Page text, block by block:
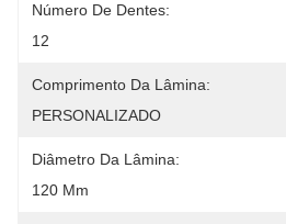
Número De Dentes:
12
Comprimento Da Lâmina:
PERSONALIZADO
Diâmetro Da Lâmina:
120 Mm